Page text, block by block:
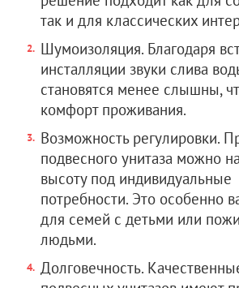
так и для классических
Шумоизоляция. Благодаря
инсталляции звуки слива
становятся менее слышны,
комфорт проживания.
Возможность регулировки.
подвесного унитаза можно
высоту под индивидуальные
потребности. Это особенно
для семей с детьми или
людьми.
Долговечность.